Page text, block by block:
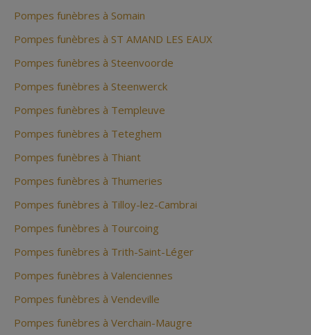
Pompes funèbres à Somain
Pompes funèbres à ST AMAND LES EAUX
Pompes funèbres à Steenvoorde
Pompes funèbres à Steenwerck
Pompes funèbres à Templeuve
Pompes funèbres à Teteghem
Pompes funèbres à Thiant
Pompes funèbres à Thumeries
Pompes funèbres à Tilloy-lez-Cambrai
Pompes funèbres à Tourcoing
Pompes funèbres à Trith-Saint-Léger
Pompes funèbres à Valenciennes
Pompes funèbres à Vendeville
Pompes funèbres à Verchain-Maugre